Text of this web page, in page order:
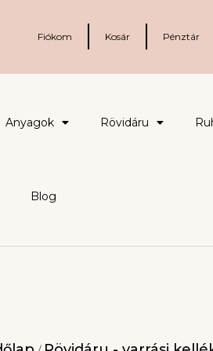
Fiókom Kosár Pénztár
Anyagok Rövidáru
Blog